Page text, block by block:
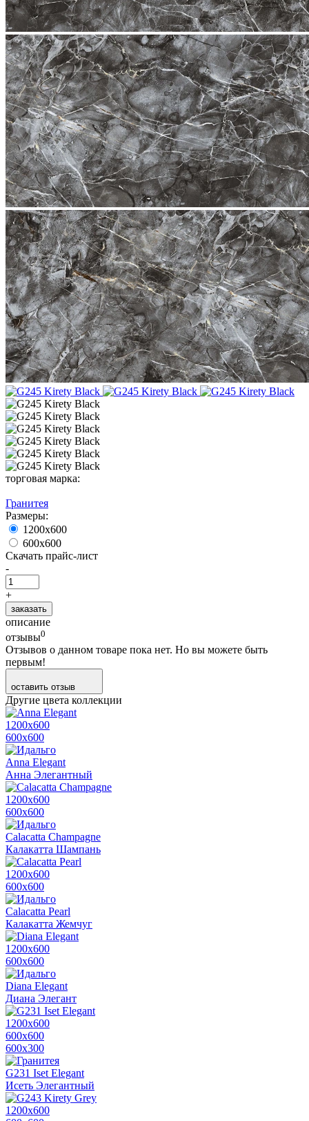
торговая марка:
Гранитея
Размеры:
1200х600
600х600
Скачать прайс-лист
-
+
заказать
описание
отзывы0
Отзывов о данном товаре пока нет. Но вы можете быть
первым!
оставить отзыв
Другие цвета коллекции
1200х600
600х600
Anna Elegant
Анна Элегантный
1200х600
600х600
Calacatta Champagne
Калакатта Шампань
1200х600
600х600
Calacatta Pearl
Калакатта Жемчуг
1200х600
600х600
Diana Elegant
Диана Элегант
1200х600
600х600
600x300
G231 Iset Elegant
Исеть Элегантный
1200х600